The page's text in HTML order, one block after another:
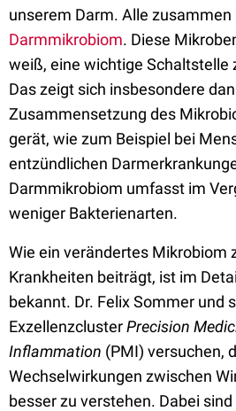
unserem Darm. Alle zusammen
Darmmikrobiom. Diese
weiß, eine wichtige Schaltstelle
Das zeigt sich insbesondere
Zusammensetzung des
gerät, wie zum Beispiel bei
entzündlichen
Darmmikrobiom umfasst im
weniger Bakterienarten.
Wie ein verändertes Mikrobiom
Krankheiten beiträgt, ist im
bekannt. Dr. Felix Sommer und
ExzellenzclusterPrecision
Inflammation (PMI) versuchen,
Wechselwirkungen zwischen
besser zu verstehen. Dabei